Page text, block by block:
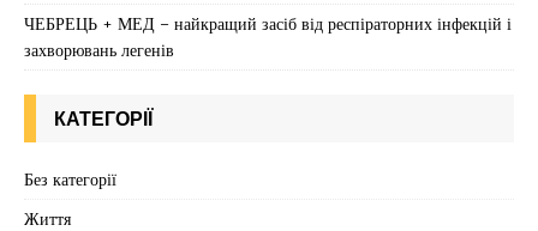
ЧЕБРЕЦЬ + МЕД – найкращий засіб від респіраторних інфекцій і
захворювань легенів
КАТЕГОРІЇ
Без категорії
Життя